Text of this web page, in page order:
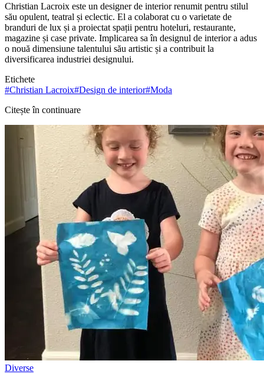
Christian Lacroix este un designer de interior renumit pentru stilul
său opulent, teatral și eclectic. El a colaborat cu o varietate de
branduri de lux și a proiectat spații pentru hoteluri, restaurante,
magazine și case private. Implicarea sa în designul de interior a adus
o nouă dimensiune talentului său artistic și a contribuit la
diversificarea industriei designului.
Etichete
#Christian Lacroix#Design de interior#Moda
Citește în continuare
Diverse